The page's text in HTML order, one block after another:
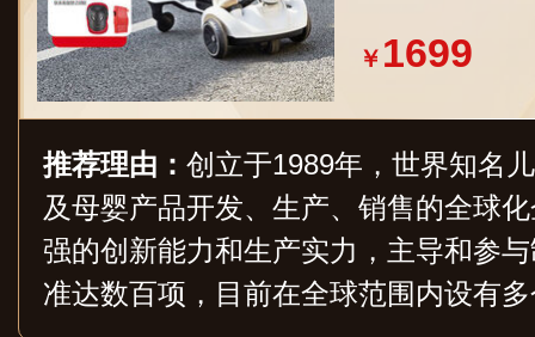
￥ 1699
推荐理由： 创立于1989年，世界知名
及母婴产品开发、生产、销售的全球
强的创新能力和生产实力，主导和参
准达数百项，目前在全球范围内设有